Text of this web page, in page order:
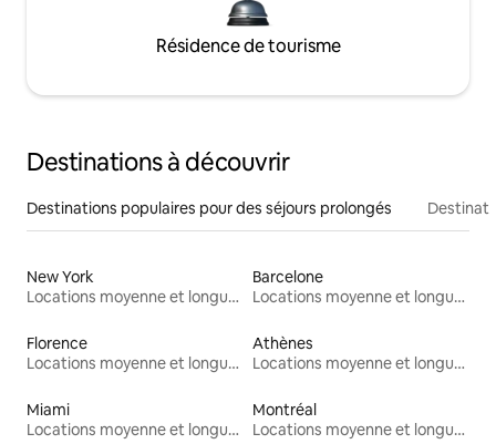
Résidence de tourisme
Destinations à découvrir
Destinations populaires pour des séjours prolongés
New York
Locations moyenne et longue durée
Barcelone
Locations moyenne et longue durée
Florence
Locations moyenne et longue durée
Athènes
Locations moyenne et longue durée
Miami
Locations moyenne et longue durée
Montréal
Locations moyenne et longue durée